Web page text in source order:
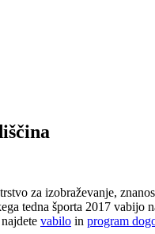
za izobraževanje,
tedna športa 2017 vabijo
vabilo in program